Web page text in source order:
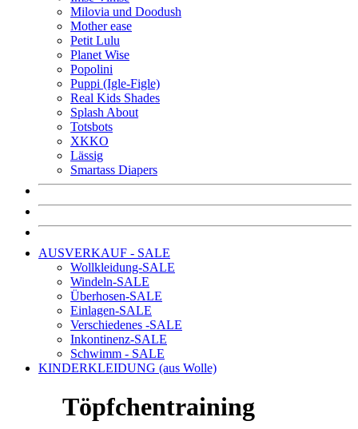
Milovia und Doodush
Mother ease
Petit Lulu
Planet Wise
Popolini
Puppi (Igle-Figle)
Real Kids Shades
Splash About
Totsbots
XKKO
Lässig
Smartass Diapers
AUSVERKAUF - SALE
Wollkleidung-SALE
Windeln-SALE
Überhosen-SALE
Einlagen-SALE
Verschiedenes -SALE
Inkontinenz-SALE
Schwimm - SALE
KINDERKLEIDUNG (aus Wolle)
Töpfchentraining